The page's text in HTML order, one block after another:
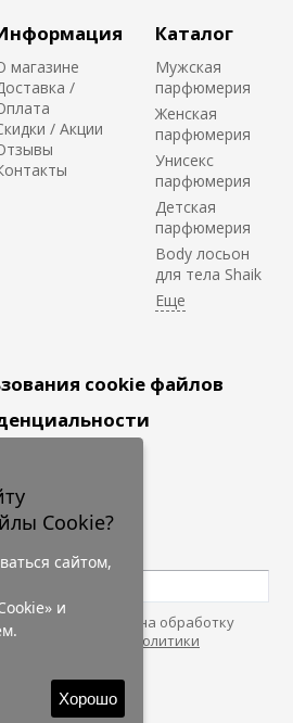
магазине
/
/ Акции
Каталог
Мужская
парфюмерия
Женская
парфюмерия
Унисекс
парфюмерия
Детская
парфюмерия
Body лосьон
для тела Shaik
cookie файлов
я даю согласие на обработку
С условиями
"Политики
Cookie?
сайтом,
и
Хорошо